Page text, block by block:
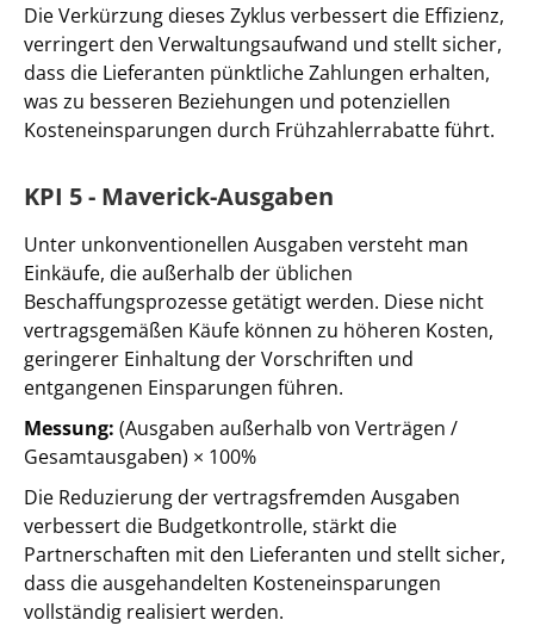
Die Verkürzung dieses Zyklus verbessert die Effizienz,
verringert den Verwaltungsaufwand und stellt sicher,
dass die Lieferanten pünktliche Zahlungen erhalten,
was zu besseren Beziehungen und potenziellen
Kosteneinsparungen durch Frühzahlerrabatte führt.
KPI 5 - Maverick-Ausgaben
Unter unkonventionellen Ausgaben versteht man
Einkäufe, die außerhalb der üblichen
Beschaffungsprozesse getätigt werden. Diese nicht
vertragsgemäßen Käufe können zu höheren Kosten,
geringerer Einhaltung der Vorschriften und
entgangenen Einsparungen führen.
Messung: (Ausgaben außerhalb von Verträgen /
Gesamtausgaben) × 100%
Die Reduzierung der vertragsfremden Ausgaben
verbessert die Budgetkontrolle, stärkt die
Partnerschaften mit den Lieferanten und stellt sicher,
dass die ausgehandelten Kosteneinsparungen
vollständig realisiert werden.